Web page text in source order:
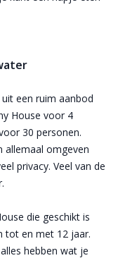
een ruim aanbod
House voor 4
30 personen.
allemaal omgeven
privacy. Veel van de
die geschikt is
tot en met 12 jaar.
hebben wat je